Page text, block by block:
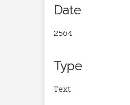
Date
2564
Type
Text